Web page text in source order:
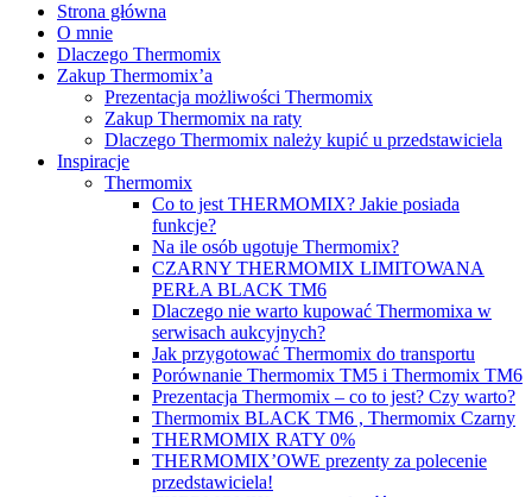
Strona główna
O mnie
Dlaczego Thermomix
Zakup Thermomix’a
Prezentacja możliwości Thermomix
Zakup Thermomix na raty
Dlaczego Thermomix należy kupić u przedstawiciela
Inspiracje
Thermomix
Co to jest THERMOMIX? Jakie posiada
funkcje?
Na ile osób ugotuje Thermomix?
CZARNY THERMOMIX LIMITOWANA
PERŁA BLACK TM6
Dlaczego nie warto kupować Thermomixa w
serwisach aukcyjnych?
Jak przygotować Thermomix do transportu
Porównanie Thermomix TM5 i Thermomix TM6
Prezentacja Thermomix – co to jest? Czy warto?
Thermomix BLACK TM6 , Thermomix Czarny
THERMOMIX RATY 0%
THERMOMIX’OWE prezenty za polecenie
przedstawiciela!